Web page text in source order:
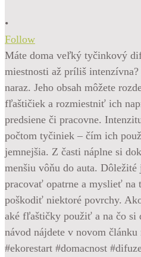
•
Follow
Máte doma veľký tyčinkový
miestnosti až príliš
naraz. Jeho obsah môžete
fľaštičiek a rozmiestniť ich
predsiene či pracovne.
počtom tyčiniek – čím ich
jemnejšia. Z časti náplne si
menšiu vôňu do auta.
pracovať opatrne a myslieť na
poškodiť niektoré povrchy.
aké fľaštičky použiť a na čo si
návod nájdete v novom článku
#ekorestart #domacnost